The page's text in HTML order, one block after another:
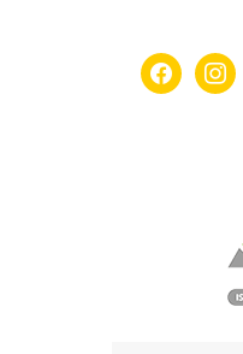
facebook